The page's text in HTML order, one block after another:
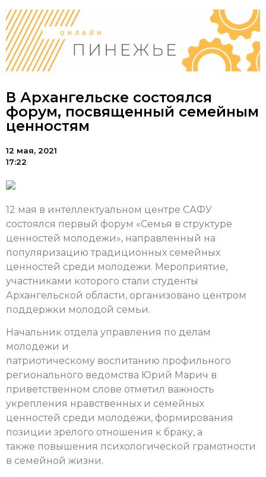
В Архангельске состоялся
форум, посвященный семейным
ценностям
12 мая, 2021
17:22
12 мая в интеллектуальном центре САФУ
состоялся первый форум «Семья в структуре
ценностей молодежи», направленный на
популяризацию традиционных семейных
ценностей среди молодежи. Мероприятие,
участниками которого стали студенты
Архангельской области, организовано центром
поддержки молодой семьи.
Начальник отдела управления по делам
молодежи и
патриотическому воспитанию профильного
регионального ведомства Юрий Марич в
приветственном слове отметил важность
укрепления нравственных и семейных
ценностей среди молодежи, формирования
позиции зрелого отношения к браку, а
также повышения психологической грамотности
в семейной жизни.